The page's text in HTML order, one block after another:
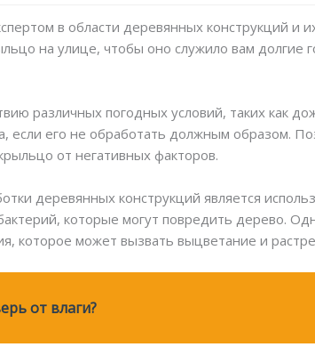
в области деревянных конструкций и
на улице, чтобы оно служило вам долгие
различных погодных условий, таких как
его не обработать должным образом.
от негативных факторов.
деревянных конструкций является
которые могут повредить дерево.
которое может вызвать выцветание и
от влаги?